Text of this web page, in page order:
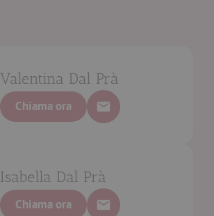
Valentina Dal Prà
Chiama ora
Isabella Dal Prà
Chiama ora